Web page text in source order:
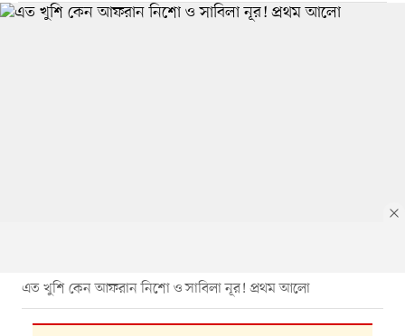
এত খুশি কেন আফরান নিশো ও সাবিলা নূর! প্রথম আলো